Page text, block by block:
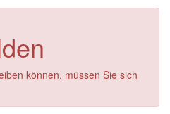
können, müssen Sie sich